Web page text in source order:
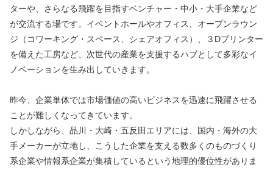
ターや、さらなる飛躍を目指すベンチャー・中小・大手企業など
が交流する場です。イベントホールやオフィス、オープンラウン
ジ（コワーキング・スペース、シェアオフィス）、３Dプリンター
を備えた工房など、次世代の産業を支援するハブとして多彩なイ
ノベーションを生み出していきます。
昨今、企業単体では市場価値の高いビジネスを迅速に飛躍させる
ことが難しくなってきています。
しかしながら、品川・大崎・五反田エリアには、国内・海外の大
手メーカーが立地し、こうした企業を支える数多くのものづくり
系企業や情報系企業が集積しているという地理的優位性がありま